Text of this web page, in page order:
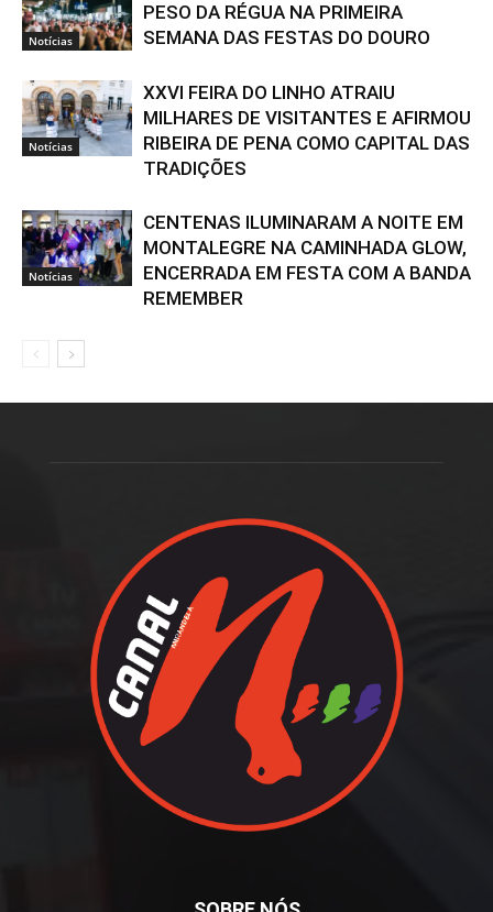
Notícias
PESO DA RÉGUA NA PRIMEIRA
SEMANA DAS FESTAS DO DOURO
Notícias
XXVI FEIRA DO LINHO ATRAIU
MILHARES DE VISITANTES E AFIRMOU
RIBEIRA DE PENA COMO CAPITAL DAS
TRADIÇÕES
Notícias
CENTENAS ILUMINARAM A NOITE EM
MONTALEGRE NA CAMINHADA GLOW,
ENCERRADA EM FESTA COM A BANDA
REMEMBER